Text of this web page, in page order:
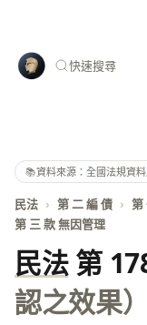
快速搜尋
📚資料來源：全國法規資
民法 › 第 二 編 債 › 第
第 三 款 無因管理
民法第
認之效果）